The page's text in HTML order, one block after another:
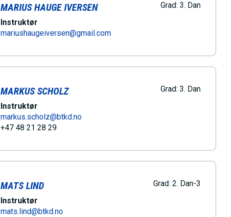
Grad: 3. Dan
MARIUS HAUGE IVERSEN
Instruktør
mariushaugeiversen@gmail.com
Grad: 3. Dan
MARKUS SCHOLZ
Instruktør
markus.scholz@btkd.no
+47 48 21 28 29
Grad: 2. Dan-3
MATS LIND
Instruktør
mats.lind@btkd.no